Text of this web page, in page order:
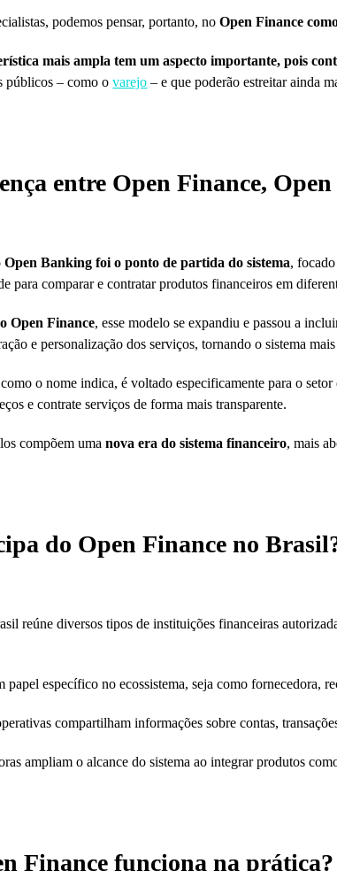
podemos pensar, portanto, no Open Finance
mais ampla tem um aspecto importante, pois
públicos – como ovarejo – e que poderão estreitar ainda
entre Open Finance,
Open Banking foi o ponto de partida do sistema,
para comparar e contratar produtos financeiros em
Open Finance, esse modelo se expandiu e passou a
e personalização dos serviços, tornando o sistema
o nome indica, é voltado especificamente para o
e contrate serviços de forma mais transparente.
compõem umanova era do sistema financeiro, mais
do Open Finance no
reúne diversos tipos de instituições financeiras
papel específico no ecossistema, seja como fornecedora,
compartilham informações sobre contas,
ampliam o alcance do sistema ao integrar produtos
Finance funciona na prática?